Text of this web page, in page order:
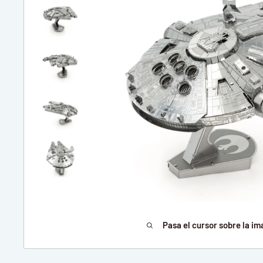
Pasa el cursor sobre la